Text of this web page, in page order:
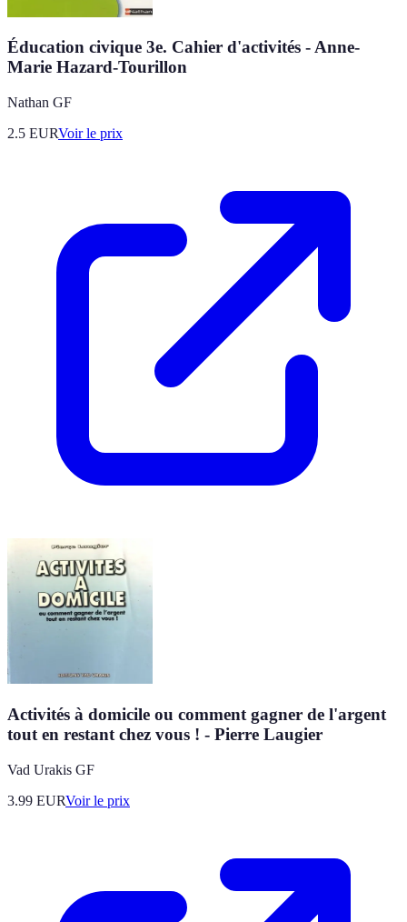
Éducation civique 3e. Cahier d'activités - Anne-
Marie Hazard-Tourillon
Nathan GF
2.5 EURVoir le prix
Activités à domicile ou comment gagner de l'argent
tout en restant chez vous ! - Pierre Laugier
Vad Urakis GF
3.99 EURVoir le prix